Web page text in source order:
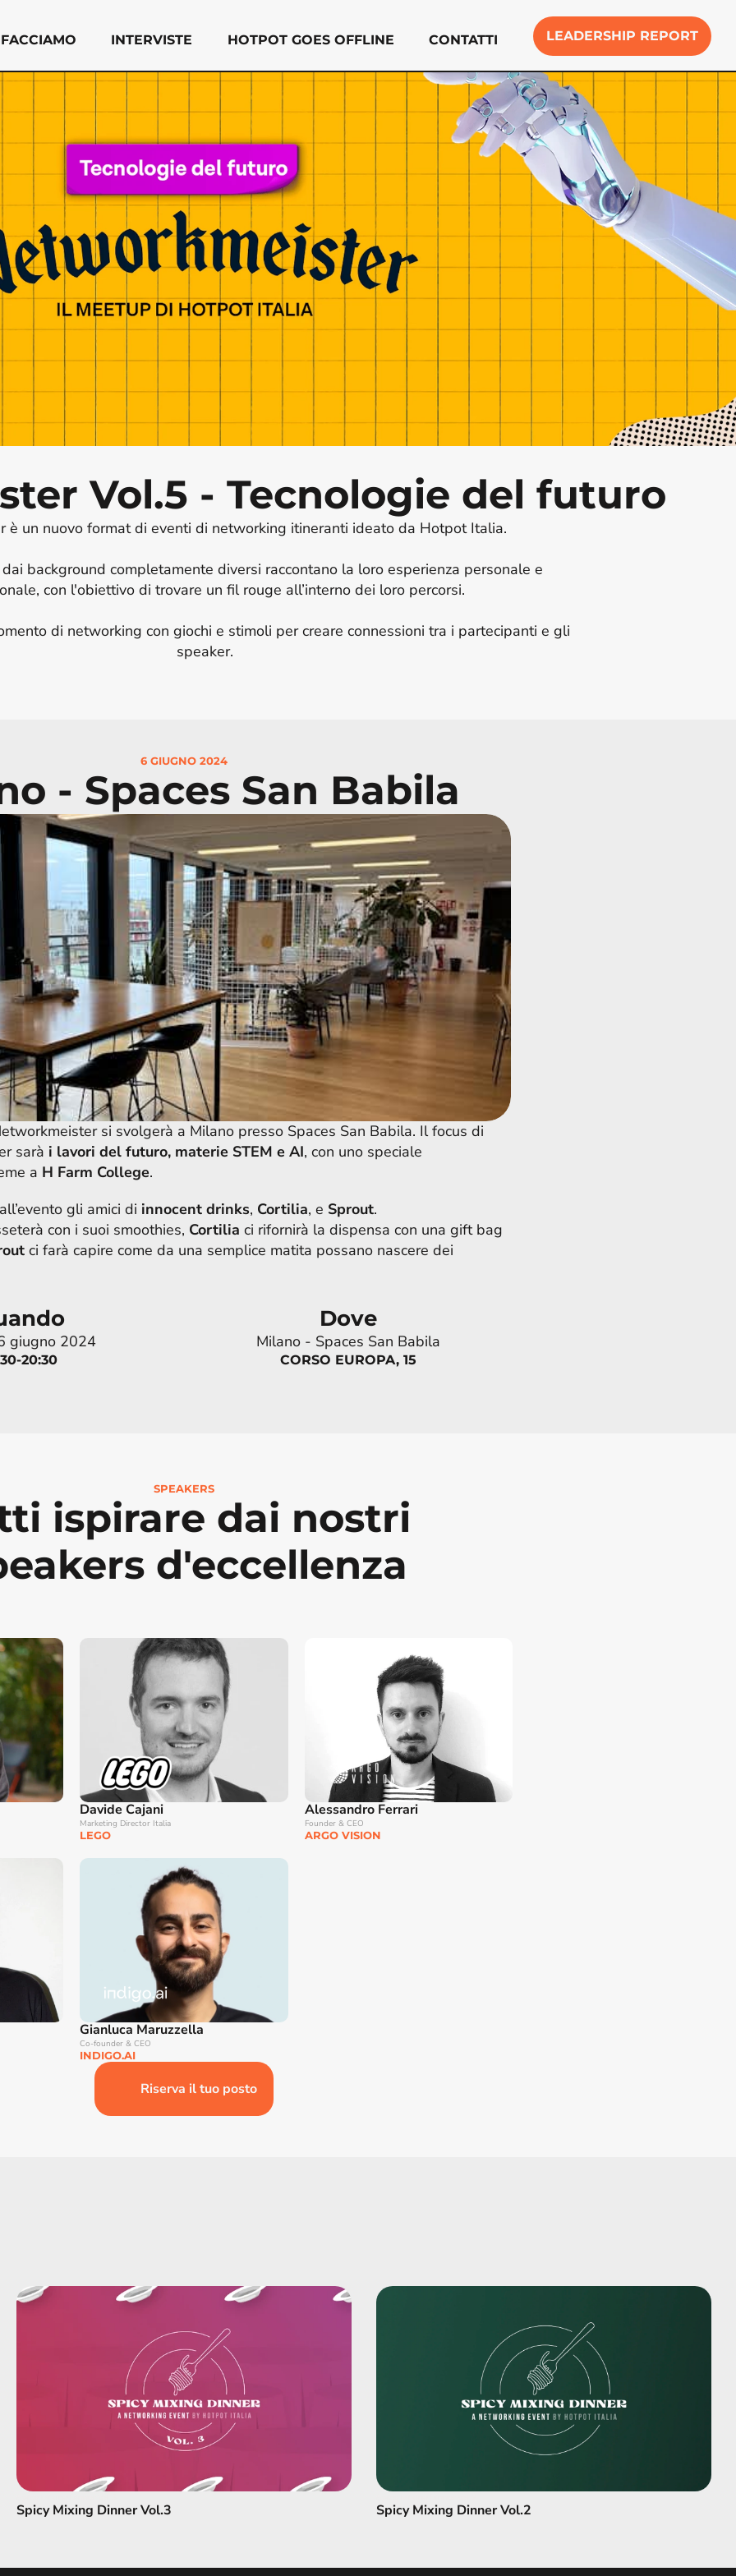
INTERVISTE HOTPOT GOES OFFLINE CONTATTI LEADERSHIP REPORT
Vol.5 - Tecnologie del futuro
è un nuovo format di eventi di networking itineranti ideato da Hotpot Italia.
background completamente diversi raccontano la loro esperienza personale e
con l'obiettivo di trovare un fil rouge all’interno dei loro percorsi.
di networking con giochi e stimoli per creare connessioni tra i partecipanti e gli
speaker.
6 GIUGNO 2024
- Spaces San Babila
si svolgerà a Milano presso Spaces San Babila. Il focus di
sarà i lavori del futuro, materie STEM e AI, con uno speciale
a H Farm College.
gli amici di innocent drinks, Cortilia, e Sprout.
con i suoi smoothies, Cortilia ci rifornirà la dispensa con una gift bag
ci farà capire come da una semplice matita possano nascere dei
giugno 2024
20:30
Dove
Milano - Spaces San Babila
CORSO EUROPA, 15
SPEAKERS
ispirare dai nostri
d'eccellenza
Davide Cajani
Marketing Director Italia
LEGO
Alessandro Ferrari
Founder & CEO
ARGO VISION
Gianluca Maruzzella
Co-founder & CEO
INDIGO.AI
Riserva il tuo posto
Spicy Mixing Dinner Vol.3 Spicy Mixing Dinner Vol.2